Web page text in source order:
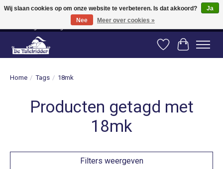
Vanaf 80 euro gratis verzending binnen Nederland! Vanaf 100 euro gratis
verzending naar België en Duitsland!
Verlanglijst
Home / Tags / 18mk
Producten getagd met
18mk
Filters weergeven
Wij slaan cookies op om onze website te verbeteren. Is dat akkoord?
Ja
Nee
Meer over cookies »